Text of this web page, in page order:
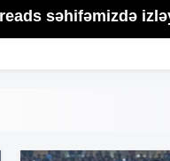
səhifəmizdə
səfər etmişəm” –